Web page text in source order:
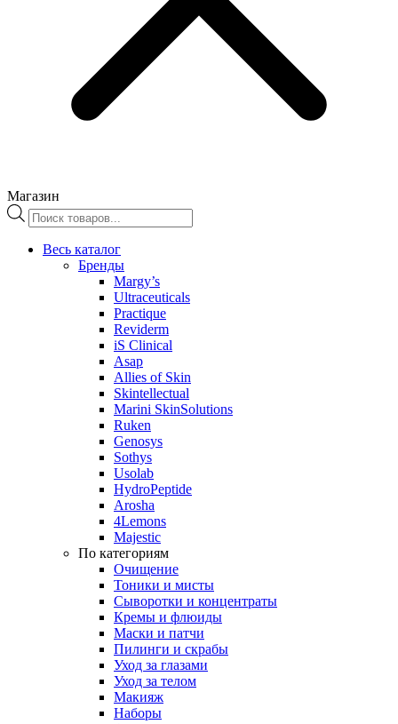
Магазин
Поиск
товаров
Весь каталог
Бренды
Margy’s
Ultraceuticals
Practique
Reviderm
iS Clinical
Asap
Allies of Skin
Skintellectual
Marini SkinSolutions
Ruken
Genosys
Sothys
Usolab
HydroPeptide
Arosha
4Lemons
Majestic
По категориям
Очищение
Тоники и мисты
Сыворотки и концентраты
Кремы и флюиды
Маски и патчи
Пилинги и скрабы
Уход за глазами
Уход за телом
Макияж
Наборы